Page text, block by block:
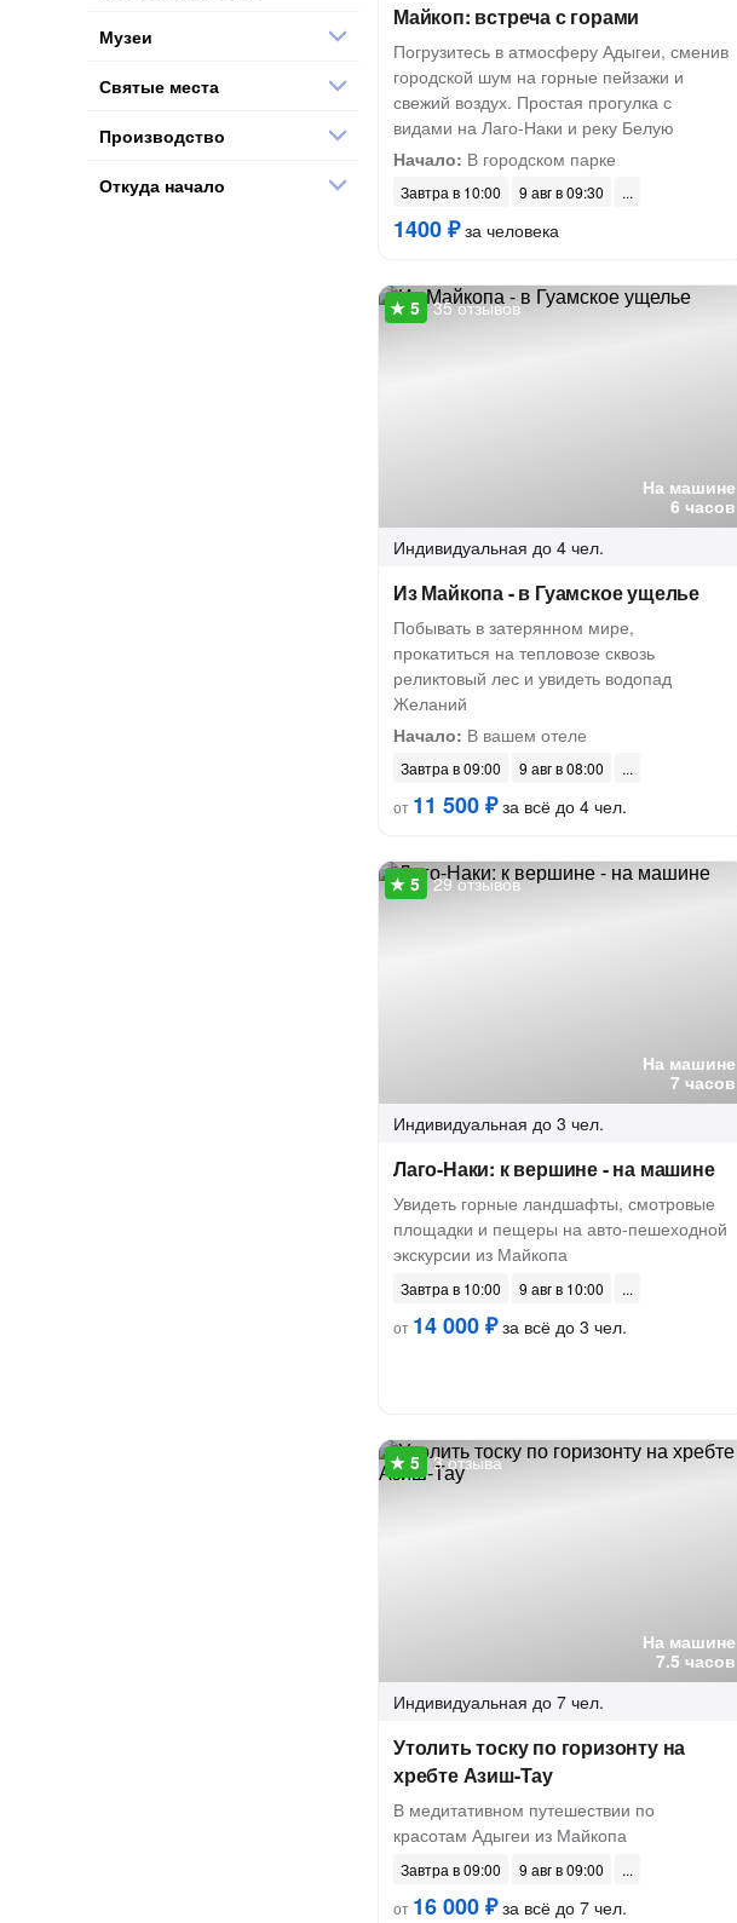
Майкоп: встреча с горами
Погрузитесь в атмосферу Адыгеи, сменив
городской шум на горные пейзажи и
свежий воздух. Простая прогулка с
видами на Лаго-Наки и реку Белую
Начало: В городском парке
Завтра в 10:00 9 авг в 09:30
1400 ₽за человека
На машине
6 часов
35 отзывов
Индивидуальная до 4 чел.
Из Майкопа - в Гуамское ущелье
Побывать в затерянном мире,
прокатиться на тепловозе сквозь
реликтовый лес и увидеть водопад
Желаний
Начало: В вашем отеле
Завтра в 09:00
9 авг в 08:00
от 11 500 ₽за всё до 4 чел.
На машине
7 часов
29 отзывов
Индивидуальная до 3 чел.
Лаго-Наки: к вершине - на машине
Увидеть горные ландшафты, смотровые
площадки и пещеры на авто-пешеходной
экскурсии из Майкопа
Завтра в 10:00
9 авг в 10:00
от 14 000 ₽за всё до 3 чел.
На машине
7.5 часов
3 отзыва
Индивидуальная до 7 чел.
Утолить тоску по горизонту на
хребте Азиш-Тау
В медитативном путешествии по
красотам Адыгеи из Майкопа
Завтра в 09:00
9 авг в 09:00
от 16 000 ₽за всё до 7 чел.
Музеи
Святые места
Производство
Откуда начало